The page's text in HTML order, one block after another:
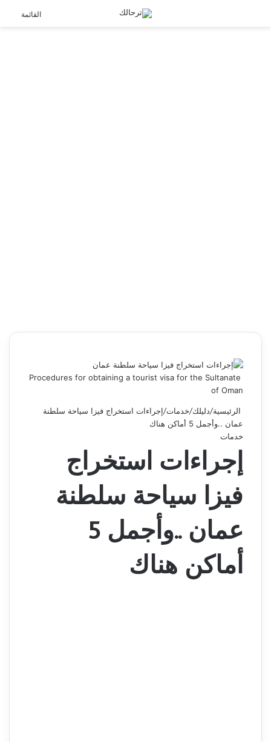
القائمة
Procedures for obtaining a tourist visa for the Sultanate
of Oman
الرئيسية/دليلك/خدمات/إجراءات استخراج فيزا سياحة سلطنة
عمان ..وأجمل 5 أماكن هناك
خدمات
إجراءات استخراج
فيزا سياحة سلطنة
عمان ..وأجمل 5
أماكن هناك